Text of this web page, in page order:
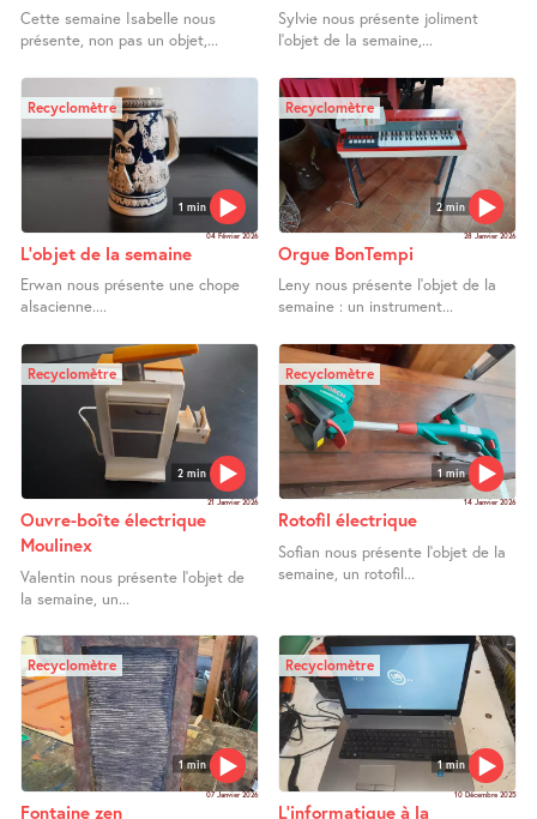
Cette semaine Isabelle nous
présente, non pas un objet,...
Sylvie nous présente joliment
l’objet de la semaine,...
1 min
Recyclomètre
04 Février 2026
L’objet de la semaine
Erwan nous présente une chope
alsacienne....
2 min
Recyclomètre
28 Janvier 2026
Orgue BonTempi
Leny nous présente l’objet de la
semaine : un instrument...
2 min
Recyclomètre
21 Janvier 2026
Ouvre-boîte électrique
Moulinex
Valentin nous présente l’objet de
la semaine, un...
1 min
Recyclomètre
14 Janvier 2026
Rotofil électrique
Sofian nous présente l’objet de la
semaine, un rotofil...
1 min
Recyclomètre
07 Janvier 2026
Fontaine zen
1 min
Recyclomètre
10 Décembre 2025
L’informatique à la